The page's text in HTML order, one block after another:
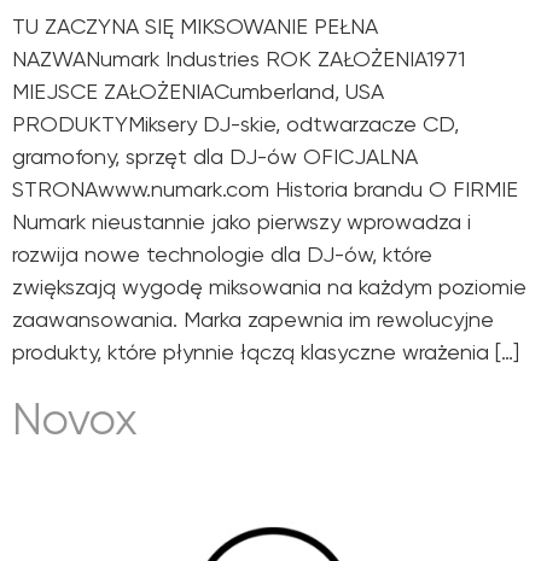
TU ZACZYNA SIĘ MIKSOWANIE PEŁNA
NAZWANumark Industries ROK ZAŁOŻENIA1971
MIEJSCE ZAŁOŻENIACumberland, USA
PRODUKTYMiksery DJ-skie, odtwarzacze CD,
gramofony, sprzęt dla DJ-ów OFICJALNA
STRONAwww.numark.com Historia brandu O FIRMIE
Numark nieustannie jako pierwszy wprowadza i
rozwija nowe technologie dla DJ-ów, które
zwiększają wygodę miksowania na każdym poziomie
zaawansowania. Marka zapewnia im rewolucyjne
produkty, które płynnie łączą klasyczne wrażenia […]
Novox